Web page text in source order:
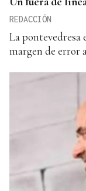
REDACCIÓN
La pontevedresa
margen de error